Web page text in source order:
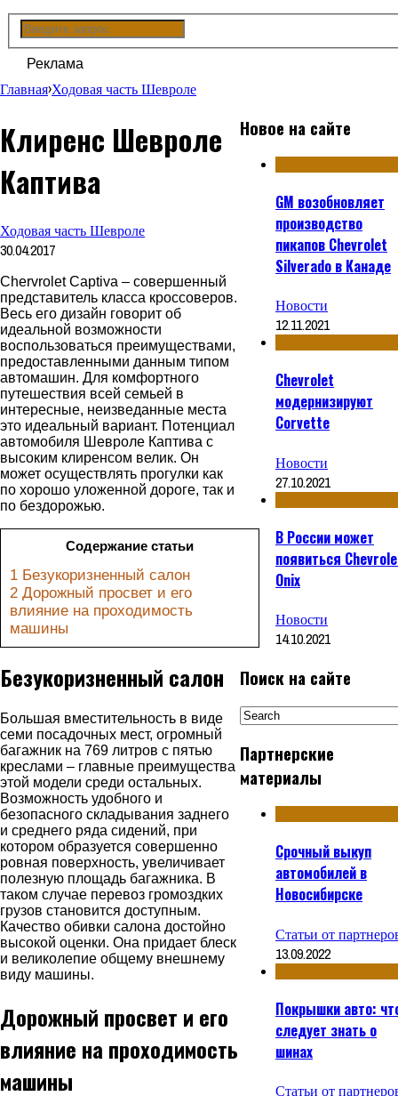
Реклама
Главная›Ходовая часть Шевроле
Клиренс Шевроле
Каптива
Ходовая часть Шевроле
30.04.2017
Chervrolet Captiva – совершенный
представитель класса кроссоверов.
Весь его дизайн говорит об
идеальной возможности
воспользоваться преимуществами,
предоставленными данным типом
автомашин. Для комфортного
путешествия всей семьей в
интересные, неизведанные места
это идеальный вариант. Потенциал
автомобиля Шевроле Каптива с
высоким клиренсом велик. Он
может осуществлять прогулки как
по хорошо уложенной дороге, так и
по бездорожью.
Содержание статьи
1 Безукоризненный салон
2 Дорожный просвет и его
влияние на проходимость
машины
Безукоризненный салон
Большая вместительность в виде
семи посадочных мест, огромный
багажник на 769 литров с пятью
креслами ‒ главные преимущества
этой модели среди остальных.
Возможность удобного и
безопасного складывания заднего
и среднего ряда сидений, при
котором образуется совершенно
ровная поверхность, увеличивает
полезную площадь багажника. В
таком случае перевоз громоздких
грузов становится доступным.
Качество обивки салона достойно
высокой оценки. Она придает блеск
и великолепие общему внешнему
виду машины.
Дорожный просвет и его
влияние на проходимость
машины
Новое на сайте
GM возобновляет
производство
пикапов Chevrolet
Silverado в Канаде
Новости
12.11.2021
Chevrolet
модернизируют
Corvette
Новости
27.10.2021
В России может
появиться
Onix
Новости
14.10.2021
Поиск на сайте
Партнерские
материалы
Срочный выкуп
автомобилей в
Новосибирске
Статьи от
13.09.2022
Покрышки авто:
следует знать о
шинах
Статьи от